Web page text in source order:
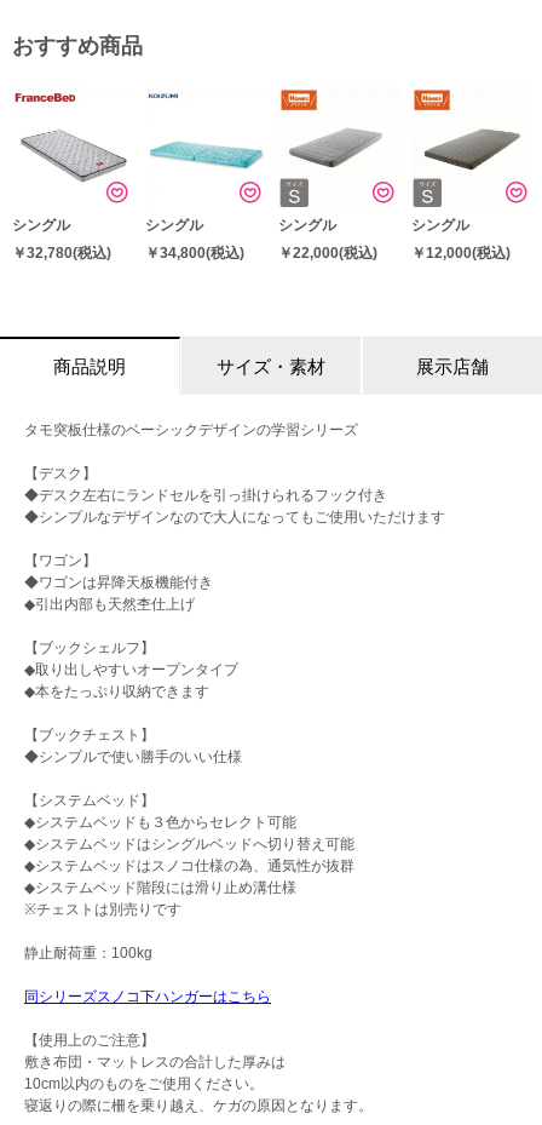
おすすめ商品
シングル
￥32,780(税込)
シングル
￥34,800(税込)
シングル
￥22,000(税込)
シングル
￥12,000(税込)
商品説明 サイズ・素材 展示店舗
タモ突板仕様のベーシックデザインの学習シリーズ
【デスク】
◆デスク左右にランドセルを引っ掛けられるフック付き
◆シンプルなデザインなので大人になってもご使用いただけます
【ワゴン】
◆ワゴンは昇降天板機能付き
◆引出内部も天然杢仕上げ
【ブックシェルフ】
◆取り出しやすいオープンタイプ
◆本をたっぷり収納できます
【ブックチェスト】
◆シンプルで使い勝手のいい仕様
【システムベッド】
◆システムベッドも３色からセレクト可能
◆システムベッドはシングルベッドへ切り替え可能
◆システムベッドはスノコ仕様の為、通気性が抜群
◆システムベッド階段には滑り止め溝仕様
※チェストは別売りです
静止耐荷重：100kg
同シリーズスノコ下ハンガーはこちら
【使用上のご注意】
敷き布団・マットレスの合計した厚みは
10cm以内のものをご使用ください。
寝返りの際に柵を乗り越え、ケガの原因となります。